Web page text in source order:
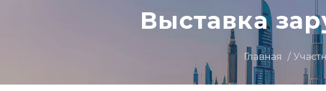
Выставка
Главная